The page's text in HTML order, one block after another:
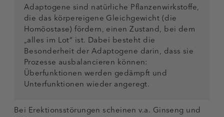
Adaptogene sind natürliche Pflanzenwirkstoffe,
die das körpereigene Gleichgewicht (die
Homöostase) fördern, einen Zustand, bei dem
„alles im Lot“ ist. Dabei besteht die
Besonderheit der Adaptogene darin, dass sie
Prozesse ausbalancieren können:
Überfunktionen werden gedämpft und
Unterfunktionen wieder angeregt.
Bei Erektionsstörungen scheinen v.a. Ginseng und